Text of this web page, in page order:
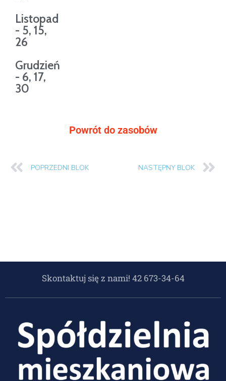
Listopad
- 5, 15,
26
Grudzień
- 6, 17,
30
Powrót do zasobów
POPRZEDNI BLOK NASTĘPNY BLOK
Skontaktuj się z nami! 42 673-34-64